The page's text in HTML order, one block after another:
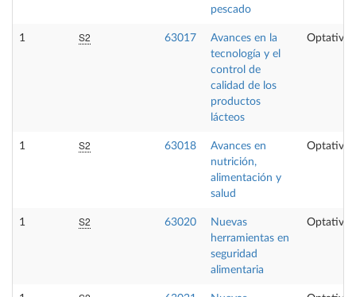
pescado
1 S2 63017
Avances en la
tecnología y el
control de
calidad de los
productos
lácteos
Optativa
1 S2 63018
Avances en
nutrición,
alimentación y
salud
Optativa
1 S2 63020
Nuevas
herramientas en
seguridad
alimentaria
Optativa